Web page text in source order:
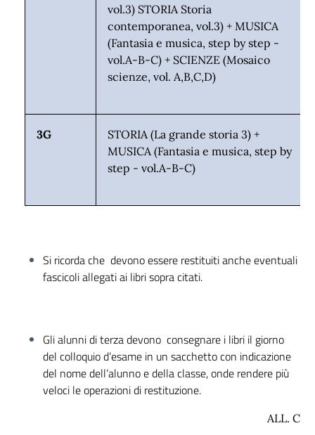
vol.3) STORIA Storia
contemporanea, vol.3) + MUSICA
(Fantasia e musica, step by step -
vol.A-B-C) + SCIENZE (Mosaico
scienze, vol. A,B,C,D)
3G
STORIA (La grande storia 3) +
MUSICA (Fantasia e musica, step by
step - vol.A-B-C)
Si ricorda che devono essere restituiti anche eventuali
fascicoli allegati ai libri sopra citati.
Gli alunni di terza devono consegnare i libri il giorno
del colloquio d’esame in un sacchetto con indicazione
del nome dell’alunno e della classe, onde rendere più
veloci le operazioni di restituzione.
ALL. C